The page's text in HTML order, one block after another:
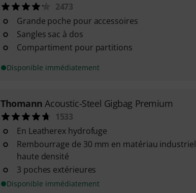
2473
Grande poche pour accessoires
Sangles sac à dos
Compartiment pour partitions
Disponible immédiatement
Thomann Acoustic-Steel Gigbag Premium
1533
En Leatherex hydrofuge
Rembourrage de 30 mm en matériau industriel
haute densité
3 poches extérieures
Disponible immédiatement